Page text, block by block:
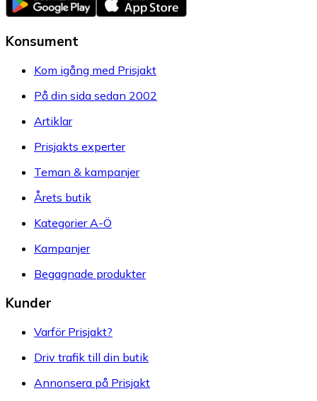
Konsument
Kom igång med Prisjakt
På din sida sedan 2002
Artiklar
Prisjakts experter
Teman & kampanjer
Årets butik
Kategorier A-Ö
Kampanjer
Begagnade produkter
Kunder
Varför Prisjakt?
Driv trafik till din butik
Annonsera på Prisjakt